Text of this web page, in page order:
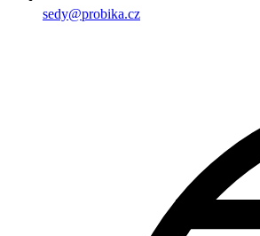
sedy@probika.cz